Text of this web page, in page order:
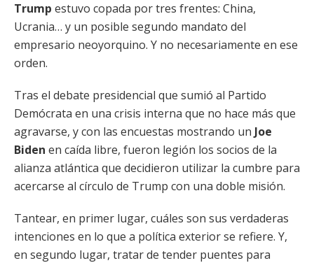
Trump estuvo copada por tres frentes: China,
Ucrania… y un posible segundo mandato del
empresario neoyorquino. Y no necesariamente en ese
orden.
Tras el debate presidencial que sumió al Partido
Demócrata en una crisis interna que no hace más que
agravarse, y con las encuestas mostrando un Joe
Biden en caída libre, fueron legión los socios de la
alianza atlántica que decidieron utilizar la cumbre para
acercarse al círculo de Trump con una doble misión.
Tantear, en primer lugar, cuáles son sus verdaderas
intenciones en lo que a política exterior se refiere. Y,
en segundo lugar, tratar de tender puentes para